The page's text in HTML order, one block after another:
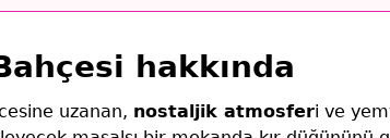
hakkında
uzanan, nostaljik atmosferi ve